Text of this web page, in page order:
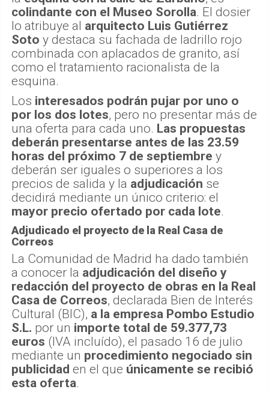
colindante con el Museo Sorolla. El dosier
lo atribuye al arquitecto Luis Gutiérrez
Soto y destaca su fachada de ladrillo rojo
combinada con aplacados de granito, así
como el tratamiento racionalista de la
esquina.
Los interesados podrán pujar por uno o
por los dos lotes, pero no presentar más de
una oferta para cada uno. Las propuestas
deberán presentarse antes de las 23.59
horas del próximo 7 de septiembre y
deberán ser iguales o superiores a los
precios de salida y la adjudicación se
decidirá mediante un único criterio: el
mayor precio ofertado por cada lote.
Adjudicado el proyecto de la Real Casa de
Correos
La Comunidad de Madrid ha dado también
a conocer la adjudicación del diseño y
redacción del proyecto de obras en la Real
Casa de Correos, declarada Bien de Interés
Cultural (BIC), a la empresa Pombo Estudio
S.L. por un importe total de 59.377,73
euros (IVA incluído), el pasado 16 de julio
mediante un procedimiento negociado sin
publicidad en el que únicamente se recibió
esta oferta.